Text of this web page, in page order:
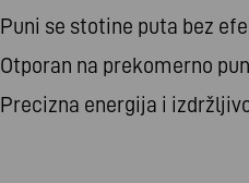
Puni se stotine puta bez
Otporan na prekomerno
Precizna energija i